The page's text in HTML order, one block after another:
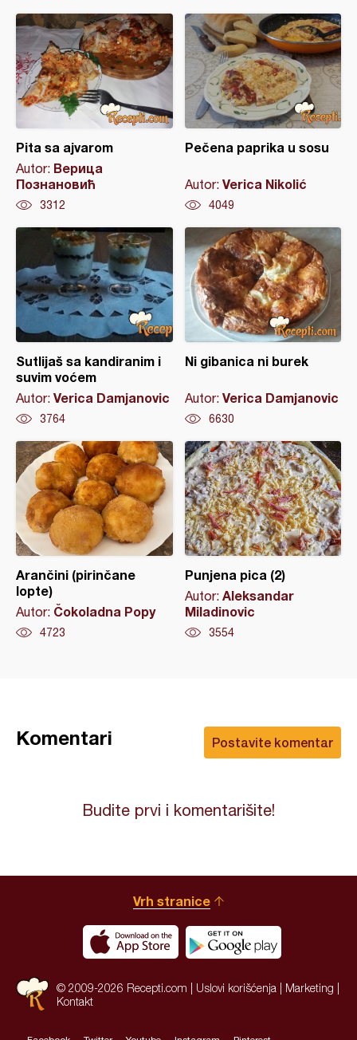
Pita sa ajvarom
Autor: Верица
Познановић
3312
Pečena paprika u sosu
Autor: Verica Nikolić
4049
Sutlijaš sa kandiranim i
suvim voćem
Autor: Verica Damjanovic
3764
Ni gibanica ni burek
Autor: Verica Damjanovic
6630
Arančini (pirinčane
lopte)
Autor: Čokoladna Popy
4723
Punjena pica (2)
Autor: Aleksandar
Miladinovic
3554
Postavite komentar
Komentari
Budite prvi i komentarišite!
Vrh stranice
© 2009-2026 Recepti.com | Uslovi korišćenja Marketing
Kontakt